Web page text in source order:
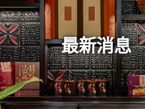
最新消息